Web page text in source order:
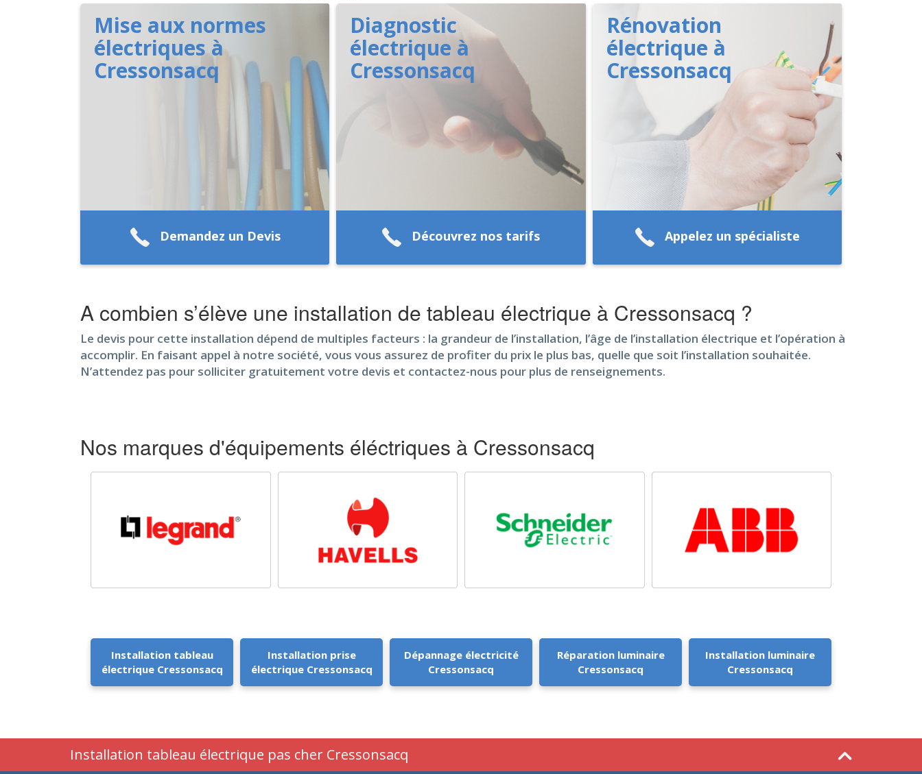
Mise aux normes
électriques à
Cressonsacq
Demandez un Devis
Diagnostic
électrique à
Cressonsacq
Découvrez nos tarifs
Rénovation
électrique à
Cressonsacq
Appelez un spécialiste
A combien s’élève une installation de tableau électrique à Cressonsacq ?
Le devis pour cette installation dépend de multiples facteurs : la grandeur de l’installation, l’âge de l’installation électrique et l’opération à
accomplir. En faisant appel à notre société, vous vous assurez de profiter du prix le plus bas, quelle que soit l’installation souhaitée.
N’attendez pas pour solliciter gratuitement votre devis et contactez-nous pour plus de renseignements.
Nos marques d'équipements éléctriques à Cressonsacq
Installation tableau
électrique Cressonsacq
Installation prise
électrique Cressonsacq
Dépannage électricité
Cressonsacq
Réparation luminaire
Cressonsacq
Installation luminaire
Cressonsacq
Installation tableau électrique pas cher Cressonsacq